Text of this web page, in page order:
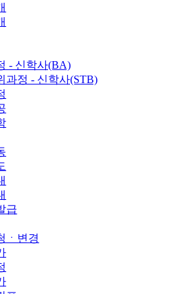
- 신학사(BA)
과정 - 신학사(STB)
급
ㆍ변경